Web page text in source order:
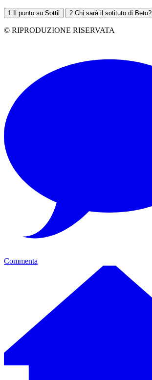
1 Il punto su Sottil 2 Chi sarà il sotituto di Beto?
© RIPRODUZIONE RISERVATA
Commenta